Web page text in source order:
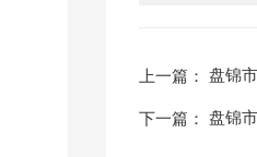
上一篇： 盘锦
下一篇： 盘锦